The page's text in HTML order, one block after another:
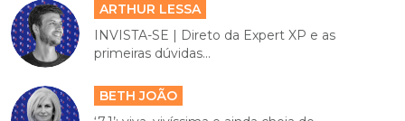
ARTHUR LESSA
INVISTA-SE | Direto da Expert XP e as
primeiras dúvidas...
BETH JOÃO